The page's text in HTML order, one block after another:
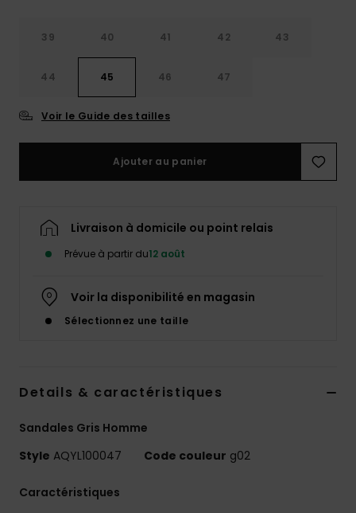
39 40 41 42 43
44 45 46 47
Voir le Guide des tailles
Ajouter au panier
Livraison à domicile ou point relais
Prévue à partir du12 août
Voir la disponibilité en magasin
Sélectionnez une taille
Details & caractéristiques
Sandales Gris Homme
Style AQYL100047 Code couleur g02
Caractéristiques